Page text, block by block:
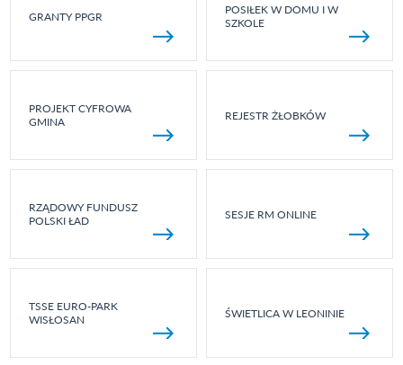
GRANTY PPGR
POSIŁEK W DOMU I W
SZKOLE
PROJEKT CYFROWA
GMINA
REJESTR ŻŁOBKÓW
RZĄDOWY FUNDUSZ
POLSKI ŁAD
SESJE RM ONLINE
TSSE EURO-PARK
WISŁOSAN
ŚWIETLICA W LEONINIE